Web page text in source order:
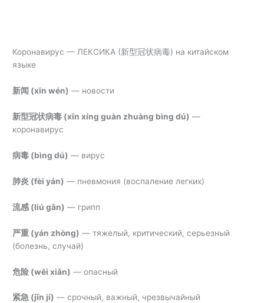
Коронавирус — ЛЕКСИКА (新型冠状病毒) на китайском
языке
新闻 (xīn wén) — новости
新型冠状病毒 (xīn xíng guàn zhuàng bìng dú) —
коронавирус
病毒 (bìng dú) — вирус
肺炎 (fèi yán) — пневмония (воспаление легких)
流感 (liú gǎn) — грипп
严重 (yán zhòng) —тяжелый, критический, серьезный
(болезнь, случай)
危险 (wēi xiǎn) — опасный
紧急 (jǐn jí) — срочный, важный, чрезвычайный